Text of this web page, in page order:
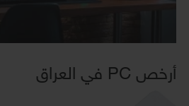
أرخص PC في العراق